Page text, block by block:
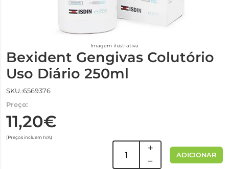
Imagem ilustrativa
Bexident Gengivas Colutório
Uso Diário 250ml
SKU.:6569376
Preço:
11,20€
(Preços incluem IVA)
ADICIONAR